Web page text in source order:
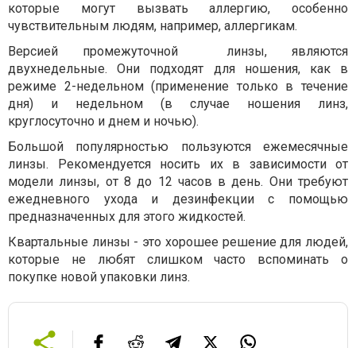
которые могут вызвать аллергию, особенно
чувствительным людям, например, аллергикам.
Версией промежуточной линзы, являются
двухнедельные. Они подходят для ношения, как в
режиме 2-недельном (применение только в течение
дня) и недельном (в случае ношения линз,
круглосуточно и днем и ночью).
Большой популярностью пользуются ежемесячные
линзы. Рекомендуется носить их в зависимости от
модели линзы, от 8 до 12 часов в день. Они требуют
ежедневного ухода и дезинфекции с помощью
предназначенных для этого жидкостей.
Квартальные линзы - это хорошее решение для людей,
которые не любят слишком часто вспоминать о
покупке новой упаковки линз.